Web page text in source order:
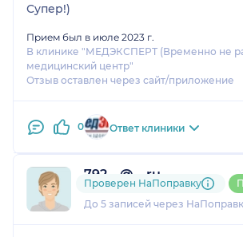
Супер!)
Прием был в июле 2023 г.
В клинике "МЕДЭКСПЕРТ (Временно не
медицинский центр"
Отзыв оставлен через сайт/приложение
0 Ответ клиники
792....@....ru
1 отзыв
До 5 записей через
Проверен НаПоправку